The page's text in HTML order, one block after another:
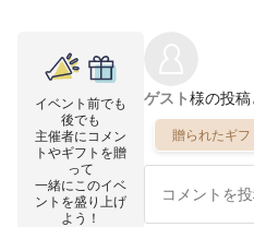
イベント前でも
後でも
主催者にコメン
トやギフトを贈
って
一緒にこのイベ
ントを盛り上げ
よう！
ゲスト様の投稿
贈られたギ